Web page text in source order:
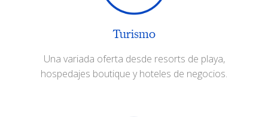
Turismo
Una variada oferta desde resorts de playa,
hospedajes boutique y hoteles de negocios.